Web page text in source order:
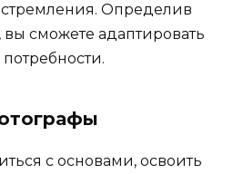
Определив
сможете адаптировать
с основами, освоить